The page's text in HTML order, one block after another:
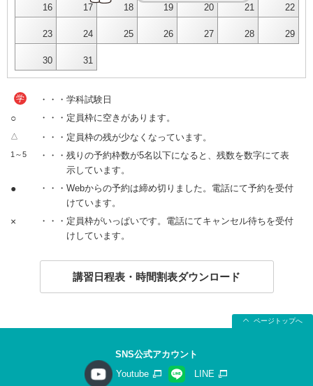
16 17 18 19 20 21 22
23 24 25 26 27 28 29
30 31
学 ・・・学科試験日
○ ・・・定員枠に空きがあります。
△ ・・・定員枠の残が少なくなっています。
1～5
・・・残りの予約枠数が5名以下になると、残数を数字にて表
示しています。
●
・・・Webからの予約は締め切りました。電話にて予約を受付
けています。
×
・・・定員枠がいっぱいです。電話にてキャンセル待ちを受付
けしています。
講習日程表・時間割表ダウンロード
ページトップへ
SNS公式アカウント
Youtube
LINE